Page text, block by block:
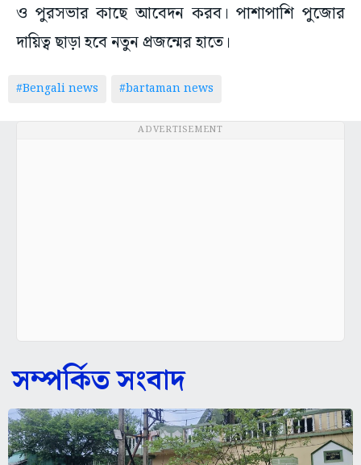
ও পুরসভার কাছে আবেদন করব। পাশাপাশি পুজোর
দায়িত্ব ছাড়া হবে নতুন প্রজন্মের হাতে।
#Bengali news #bartaman news
ADVERTISEMENT
সম্পর্কিত সংবাদ